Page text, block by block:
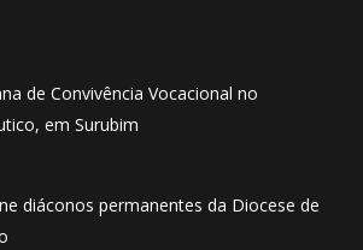
de Convivência Vocacional no
em Surubim
diáconos permanentes da Diocese de